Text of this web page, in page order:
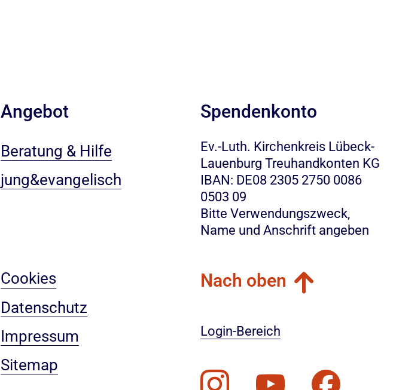
Angebot
Beratung & Hilfe
jung&evangelisch
Spendenkonto
Ev.-Luth. Kirchenkreis Lübeck-
Lauenburg Treuhandkonten KG
IBAN: DE08 2305 2750 0086
0503 09
Bitte Verwendungszweck,
Name und Anschrift angeben
Cookies
Datenschutz
Impressum
Sitemap
Nach oben
Login-Bereich